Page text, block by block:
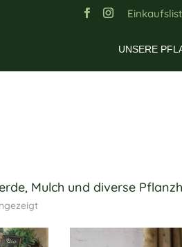
UNSERE
Mulch und diverse